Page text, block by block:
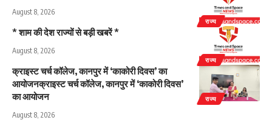
राज्य
August 8, 2026
राज्य
* शाम की देश राज्यों से बड़ी खबरें *
August 8, 2026
राज्य
क्राइस्ट चर्च कॉलेज, कानपुर में ‘काकोरी दिवस’ का
आयोजनक्राइस्ट चर्च कॉलेज, कानपुर में ‘काकोरी दिवस’
का आयोजन
August 8, 2026